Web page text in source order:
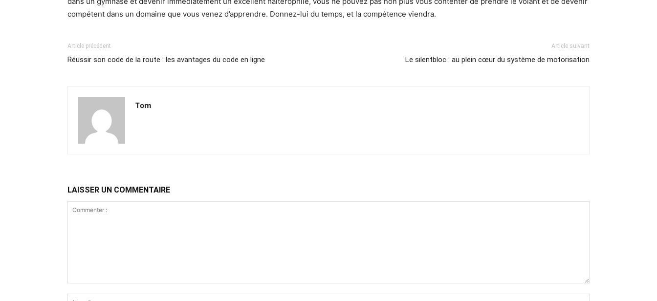
compétent dans un domaine que vous venez d’apprendre. Donnez-lui du temps, et la compétence viendra.
Article précédent
Réussir son code de la route : les avantages du code en ligne
Article suivant
Le silentbloc : au plein cœur du système de motorisation
Tom
LAISSER UN COMMENTAIRE